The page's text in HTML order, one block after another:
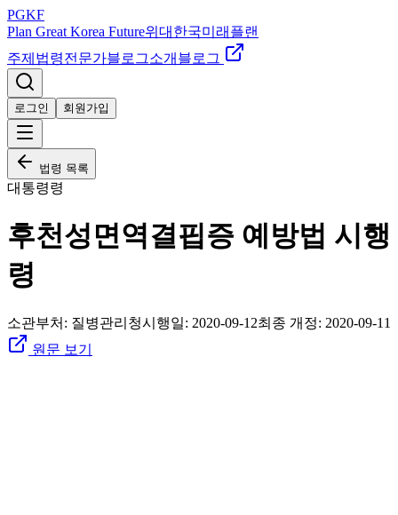
PGKF
Plan Great Korea Future위대한국미래플랜
주제 법령전문가블로그소개 블로그
로그인 회원가입
법령 목록
대통령령
후천성면역결핍증 예방법 시행
령
소관부처: 질병관리청시행일: 2020-09-12최종 개정: 2020-09-11
원문 보기